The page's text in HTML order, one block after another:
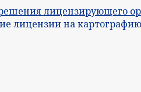
лицензирующего
лицензии на